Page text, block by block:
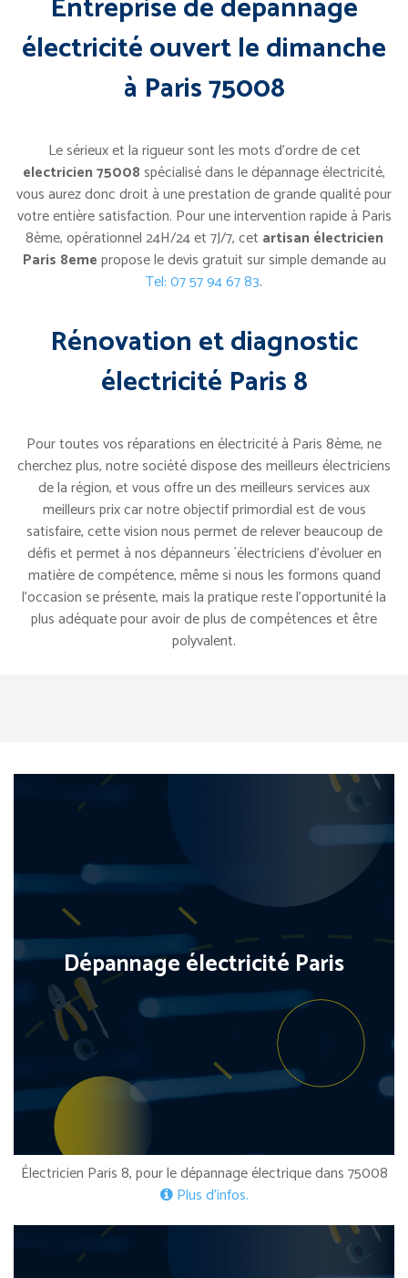
électricité ouvert le dimanche
à Paris 75008
Le sérieux et la rigueur sont les mots d’ordre de cet
electricien 75008spécialisé dans le dépannage électricité,
vous aurez donc droit à une prestation de grande qualité pour
votre entière satisfaction. Pour une intervention rapide à Paris
8ème, opérationnel 24H/24 et 7J/7, cet artisan électricien
Paris 8emepropose le devis gratuit sur simple demande au
Tel: 07 57 94 67 83.
Rénovation et diagnostic
électricité Paris 8
Pour toutes vos réparations en électricité à Paris 8ème, ne
cherchez plus, notre société dispose des meilleurs électriciens
de la région, et vous offre un des meilleurs services aux
meilleurs prix car notre objectif primordial est de vous
satisfaire, cette vision nous permet de relever beaucoup de
défis et permet à nos dépanneurs ´électriciens d’évoluer en
matière de compétence, même si nous les formons quand
l’occasion se présente, mais la pratique reste l’opportunité la
plus adéquate pour avoir de plus de compétences et être
polyvalent.
Dépannage électricité Paris
Électricien Paris 8, pour le dépannage électrique dans 75008
Plus d’infos.